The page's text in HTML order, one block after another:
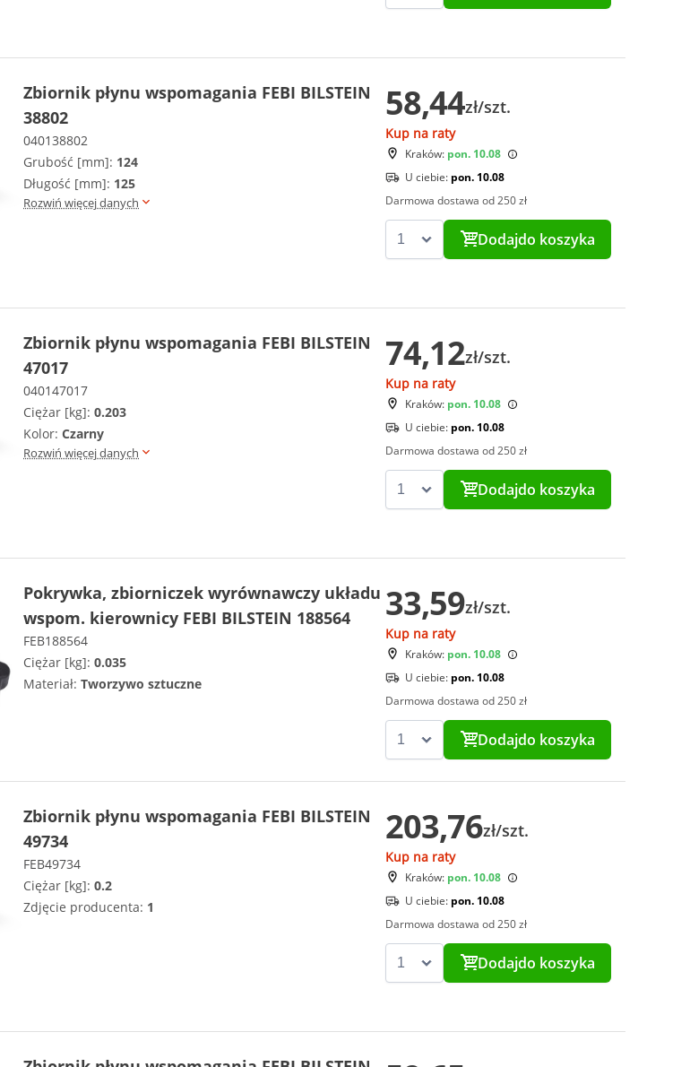
Zbiornik płynu wspomagania FEBI BILSTEIN
38802
040138802
Grubość [mm]: 124
Długość [mm]: 125
Rozwiń więcej danych
58,44zł/szt.
Kup na raty
Kraków: pon. 10.08
U ciebie: pon. 10.08
Darmowa dostawa od 250 zł
Dodajdo koszyka
Zbiornik płynu wspomagania FEBI BILSTEIN
47017
040147017
Ciężar [kg]: 0.203
Kolor: Czarny
Rozwiń więcej danych
74,12zł/szt.
Kup na raty
Kraków: pon. 10.08
U ciebie: pon. 10.08
Darmowa dostawa od 250 zł
Dodajdo koszyka
Pokrywka, zbiorniczek wyrównawczy układu
wspom. kierownicy FEBI BILSTEIN 188564
FEB188564
Ciężar [kg]: 0.035
Materiał: Tworzywo sztuczne
33,59zł/szt.
Kup na raty
Kraków: pon. 10.08
U ciebie: pon. 10.08
Darmowa dostawa od 250 zł
Dodajdo koszyka
Zbiornik płynu wspomagania FEBI BILSTEIN
49734
FEB49734
Ciężar [kg]: 0.2
Zdjęcie producenta: 1
203,76zł/szt.
Kup na raty
Kraków: pon. 10.08
U ciebie: pon. 10.08
Darmowa dostawa od 250 zł
Dodajdo koszyka